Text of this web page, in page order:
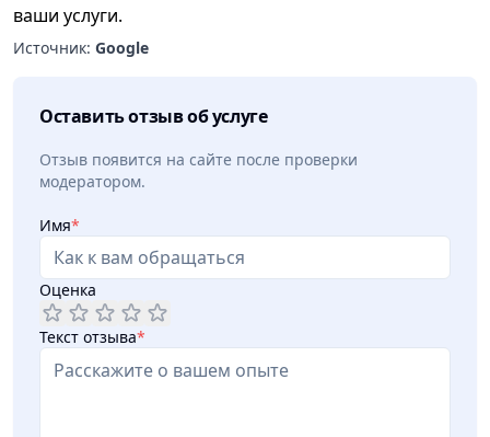
ваши услуги.
Источник: Google
Оставить отзыв об услуге
Отзыв появится на сайте после проверки
модератором.
Имя*
Оценка
Текст отзыва*